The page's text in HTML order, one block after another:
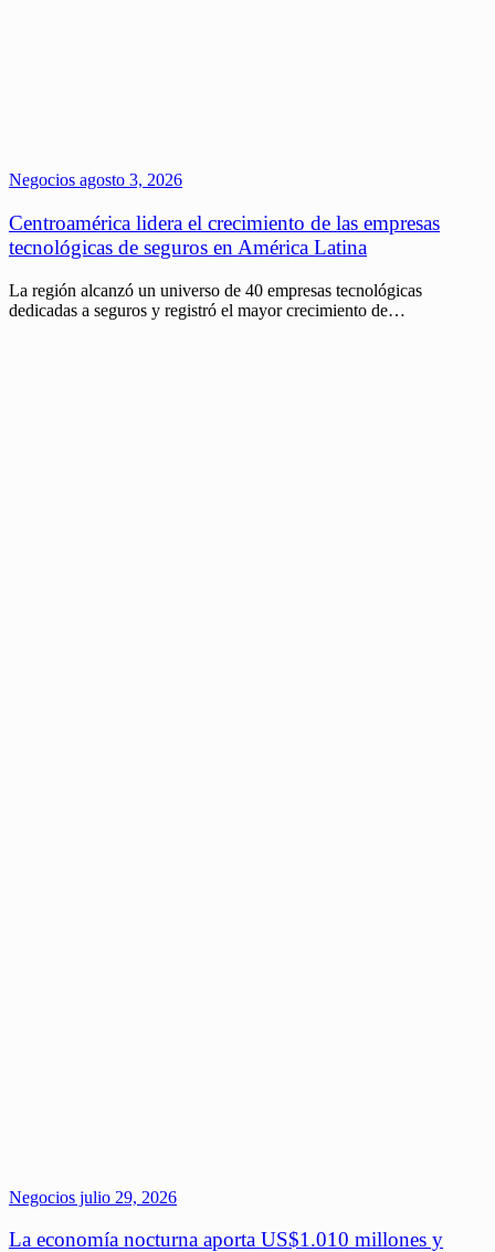
Negocios agosto 3, 2026
Centroamérica lidera el crecimiento de las empresas
tecnológicas de seguros en América Latina
La región alcanzó un universo de 40 empresas tecnológicas
dedicadas a seguros y registró el mayor crecimiento de…
Negocios julio 29, 2026
La economía nocturna aporta US$1.010 millones y